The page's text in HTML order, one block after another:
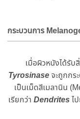
กระบวนการ
เมื่อผิวหนังได้รับ
Tyrosinaseจะถูกกร
เป็นเม็ดสีเมลานิน
เรียกว่า Dendrites ไ